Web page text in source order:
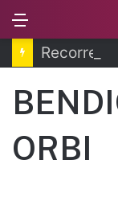
ORBI